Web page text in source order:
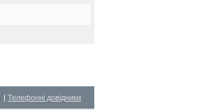
| Телефонні довідники